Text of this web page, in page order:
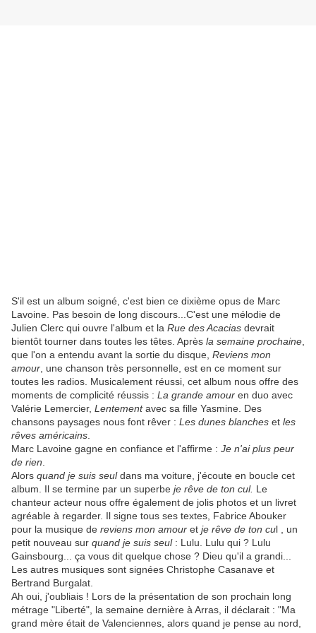
S'il est un album soigné, c'est bien ce dixième opus de Marc
Lavoine. Pas besoin de long discours...C'est une mélodie de
Julien Clerc qui ouvre l'album et la Rue des Acacias devrait
bientôt tourner dans toutes les têtes. Après la semaine prochaine
que l'on a entendu avant la sortie du disque, Reviens mon
amour , une chanson très personnelle, est en ce moment sur
toutes les radios. Musicalement réussi, cet album nous offre des
moments de complicité réussis : La grande amour en duo avec
Valérie Lemercier, Lentementavec sa fille Yasmine. Des
chansons paysages nous font rêver : Les dunes blanches et les
rêves américains
Marc Lavoine gagne en confiance et l'affirme : Je n'ai plus peur
de rien
Alors quand je suis seuldans ma voiture, j'écoute en boucle cet
album. Il se termine par un superbe je rêve de ton cul. Le
chanteur acteur nous offre également de jolis photos et un livret
agréable à regarder. Il signe tous ses textes, Fabrice Abouker
pour la musique de reviens mon amour et je rêve de ton cul , un
petit nouveau sur quand je suis seul : Lulu. Lulu qui ? Lulu
Gainsbourg... ça vous dit quelque chose ? Dieu qu'il a grandi...
Les autres musiques sont signées Christophe Casanave et
Bertrand Burgalat.
Ah oui, j'oubliais ! Lors de la présentation de son prochain long
métrage "Liberté", la semaine dernière à Arras, il déclarait : "Ma
grand mère était de Valenciennes, alors quand je pense au nord,